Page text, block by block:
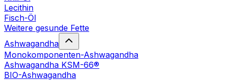
Lecithin
Fisch-Öl
Weitere gesunde Fette
Ashwagandha
Monokomponenten-Ashwagandha
Ashwagandha KSM-66®
BIO-Ashwagandha